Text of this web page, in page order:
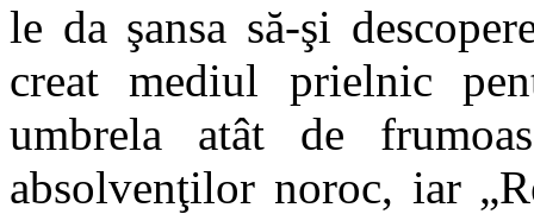
le da şansa să-şi
creat mediul prielnic
umbrela atât de
absolvenţilor noroc, iar